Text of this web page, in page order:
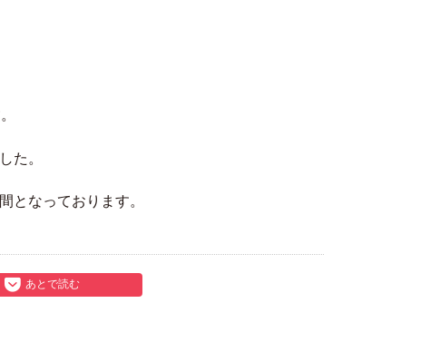
た。
となっております。
あとで読む